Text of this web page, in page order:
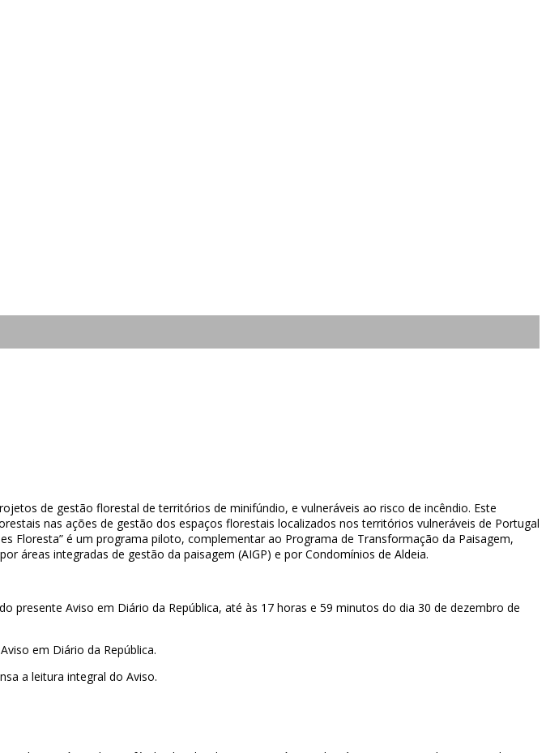
de gestão florestal de territórios de minifúndio, e vulneráveis ao risco de incêndio. Este
nas ações de gestão dos espaços florestais localizados nos territórios vulneráveis de Portugal
Floresta” é um programa piloto, complementar ao Programa de Transformação da Paisagem,
áreas integradas de gestão da paisagem (AIGP) e por Condomínios de Aldeia.
presente Aviso em Diário da República, até às 17 horas e 59 minutos do dia 30 de dezembro de
em Diário da República.
a leitura integral do Aviso.